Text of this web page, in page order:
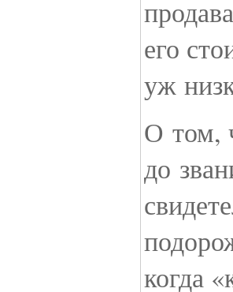
его
уж
О том,
до
когда